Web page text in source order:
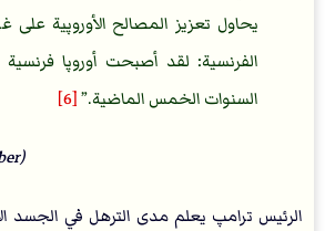
يحاول تعزيز المصالح الأوروپية على
الفرنسية: لقد أصبحت أوروپا فرنسية
السنوات الخمس الماضية. [6]
(Gesine Weber)
الرئيس ترامپ يعلم مدى الترهل في الجسد